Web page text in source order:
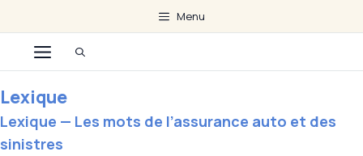
au
contenu
Menu
Menu
Lexique
Lexique — Les mots de l’assurance auto et des
sinistres